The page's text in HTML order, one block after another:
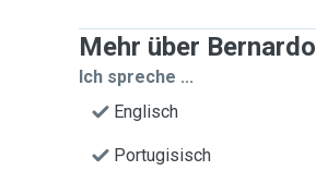
Mehr über Bernardo
Ich spreche ...
Englisch
Portugisisch